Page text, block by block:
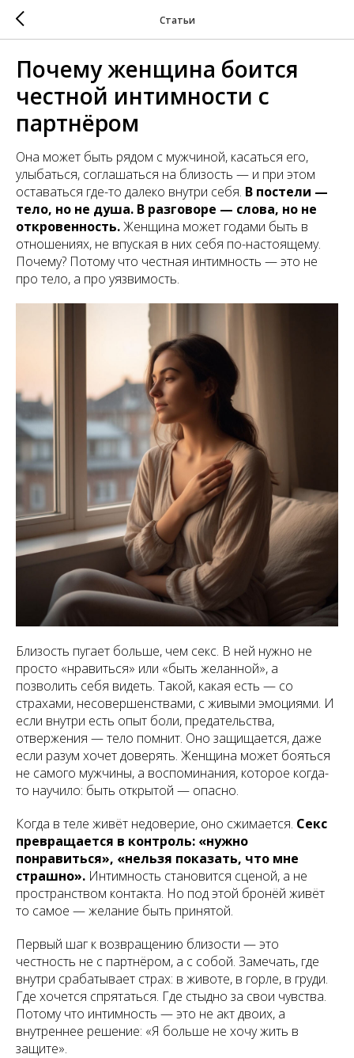
Статьи
Почему женщина боится
честной интимности с
партнёром
Она может быть рядом с мужчиной, касаться его,
улыбаться, соглашаться на близость — и при этом
оставаться где-то далеко внутри себя. В постели —
тело, но не душа. В разговоре — слова, но не
откровенность.Женщина может годами быть в
отношениях, не впуская в них себя по-настоящему.
Почему? Потому что честная интимность — это не
про тело, а про уязвимость.
Близость пугает больше, чем секс. В ней нужно не
просто «нравиться» или «быть желанной», а
позволить себя видеть. Такой, какая есть — со
страхами, несовершенствами, с живыми эмоциями. И
если внутри есть опыт боли, предательства,
отвержения — тело помнит. Оно защищается, даже
если разум хочет доверять. Женщина может бояться
не самого мужчины, а воспоминания, которое когда-
то научило: быть открытой — опасно.
Когда в теле живёт недоверие, оно сжимается. Секс
превращается в контроль: «нужно
понравиться», «нельзя показать, что мне
страшно». Интимность становится сценой, а не
пространством контакта. Но под этой бронёй живёт
то самое — желание быть принятой.
Первый шаг к возвращению близости — это
честность не с партнёром, а с собой. Замечать, где
внутри срабатывает страх: в животе, в горле, в груди.
Где хочется спрятаться. Где стыдно за свои чувства.
Потому что интимность — это не акт двоих, а
внутреннее решение: «Я больше не хочу жить в
защите».